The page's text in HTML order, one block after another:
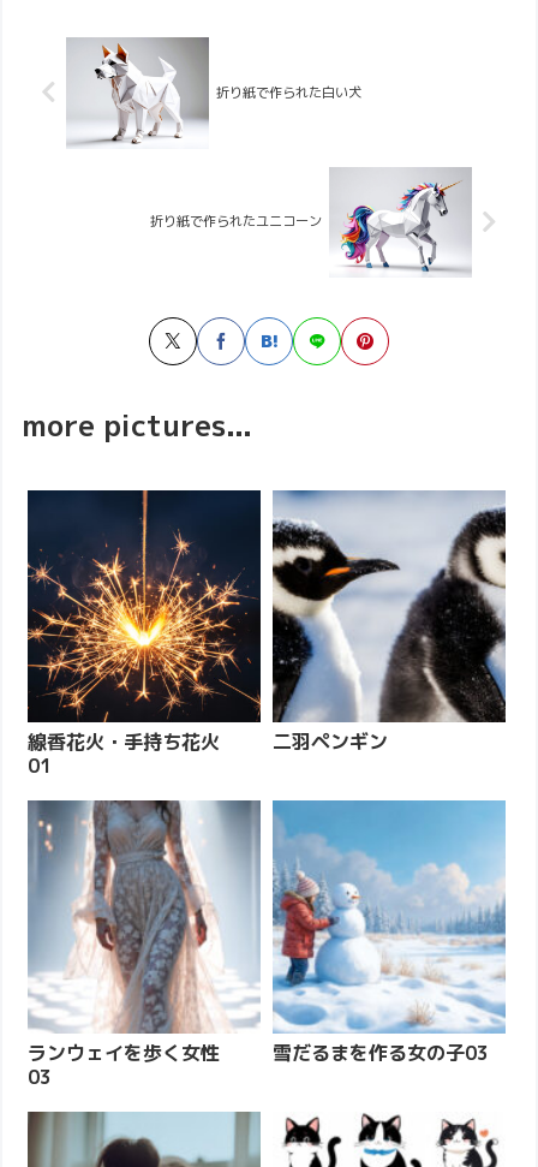
折り紙で作られた白い犬
折り紙で作られたユニコーン
more pictures...
線香花火・手持ち花火
01
二羽ペンギン
ランウェイを歩く女性
03
雪だるまを作る女の子03